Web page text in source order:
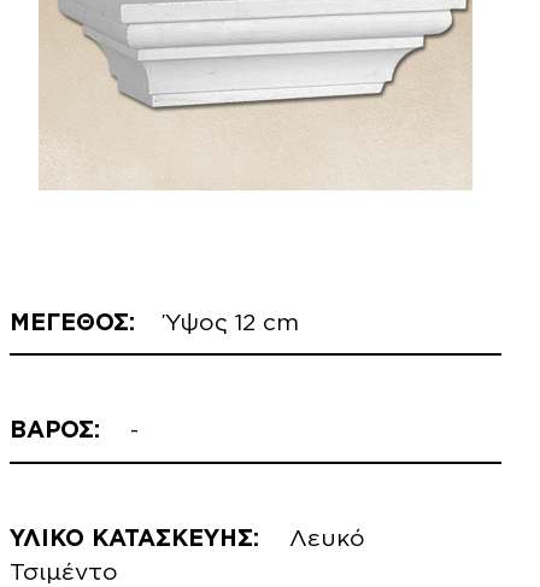
ΜΕΓΕΘΟΣ: Ύψος 12 cm
ΒΑΡΟΣ: -
ΥΛΙΚΟ ΚΑΤΑΣΚΕΥΗΣ:
Λευκό
Τσιμέντο